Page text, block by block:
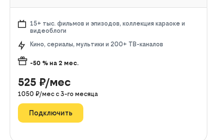
15+ тыс. фильмов и эпизодов, коллекция караоке и
видеоблоги
Кино, сериалы, мультики и 200+ ТВ-каналов
-50 % на 2 мес.
525 ₽/мес
1050 ₽/мес с 3-го месяца
Подключить